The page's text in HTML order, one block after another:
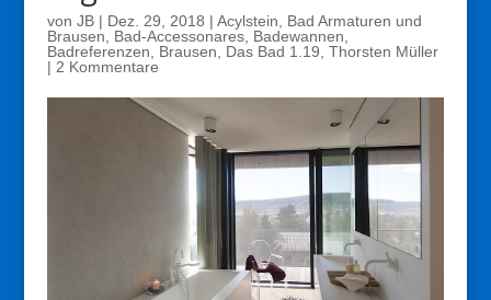
von JB| Dez. 29, 2018 | Acylstein
Bad Armaturen und
Brausen
Bad-Accessonares, Badewannen
Badreferenzen
Brausen Das Bad 1.19 Thorsten Müller
| 2 Kommentare